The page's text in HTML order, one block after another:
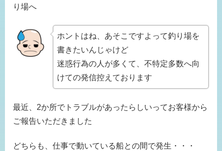
り場へ
ホントはね、あそこですよって釣り場を
書きたいんじゃけど
迷惑行為の人が多くて、不特定多数へ向
けての発信控えております
最近、2か所でトラブルがあったらしいってお客様から
ご報告いただきました
どちらも、仕事で動いている船との間で発生・・・